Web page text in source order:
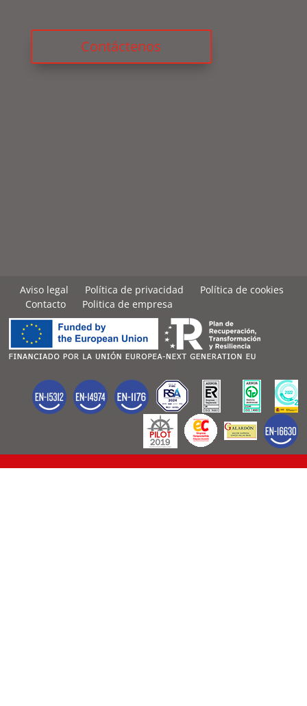
Contáctenos
Aviso legal Política de privacidad
Política de cookies
Contacto
Politica de empresa